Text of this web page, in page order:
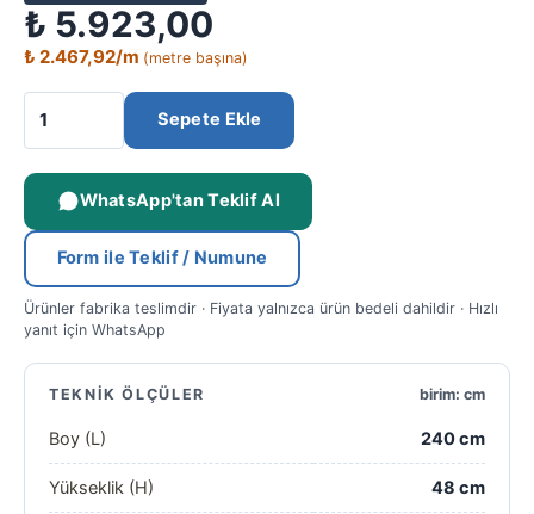
₺ 5.923,00
₺ 2.467,92/m (metre başına)
Sepete Ekle
WhatsApp'tan Teklif Al
Form ile Teklif / Numune
Ürünler fabrika teslimdir · Fiyata yalnızca ürün bedeli dahildir · Hızlı
yanıt için WhatsApp
TEKNIK ÖLÇÜLER birim: cm
Boy (L) 240 cm
Yükseklik (H) 48 cm